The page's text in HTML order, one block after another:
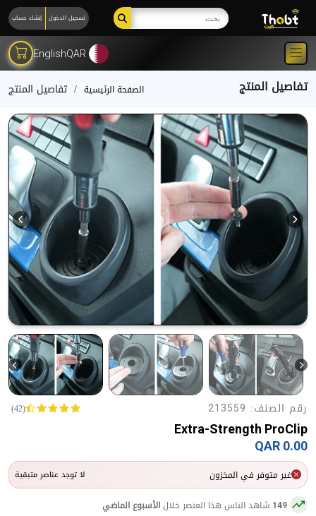
تسجيل الدخول إنشاء حساب
QAR
English
تفاصيل المنتج الصفحة الرئيسية تفاصيل المنتج
رقم الصنف: 213559
(42)
Extra-Strength ProClip
0.00 QAR
غير متوفر في المخزون لا توجد عناصر متبقية
149 شاهد الناس هذا العنصر خلالالأسبوع الماضي